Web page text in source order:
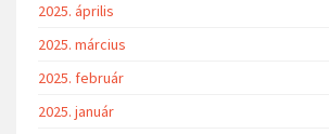
2025. április
2025. március
2025. február
2025. január